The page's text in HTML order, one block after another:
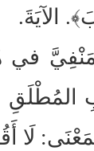
الآيَةَ.
في
المُطْلَقِ
لَا